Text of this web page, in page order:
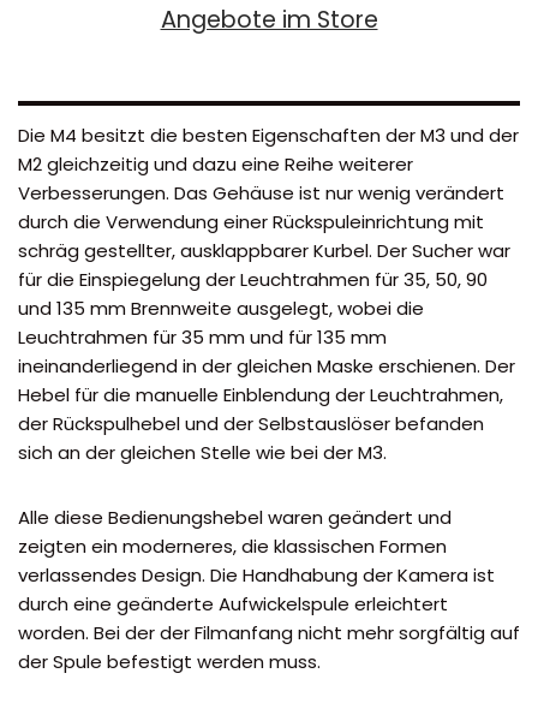
Angebote im Store
Die M4 besitzt die besten Eigenschaften der M3 und der
M2 gleichzeitig und dazu eine Reihe weiterer
Verbesserungen. Das Gehäuse ist nur wenig verändert
durch die Verwendung einer Rückspuleinrichtung mit
schräg gestellter, ausklappbarer Kurbel. Der Sucher war
für die Einspiegelung der Leuchtrahmen für 35, 50, 90
und 135 mm Brennweite ausgelegt, wobei die
Leuchtrahmen für 35 mm und für 135 mm
ineinanderliegend in der gleichen Maske erschienen. Der
Hebel für die manuelle Einblendung der Leuchtrahmen,
der Rückspulhebel und der Selbstauslöser befanden
sich an der gleichen Stelle wie bei der M3.
Alle diese Bedienungshebel waren geändert und
zeigten ein moderneres, die klassischen Formen
verlassendes Design. Die Handhabung der Kamera ist
durch eine geänderte Aufwickelspule erleichtert
worden. Bei der der Filmanfang nicht mehr sorgfältig auf
der Spule befestigt werden muss.